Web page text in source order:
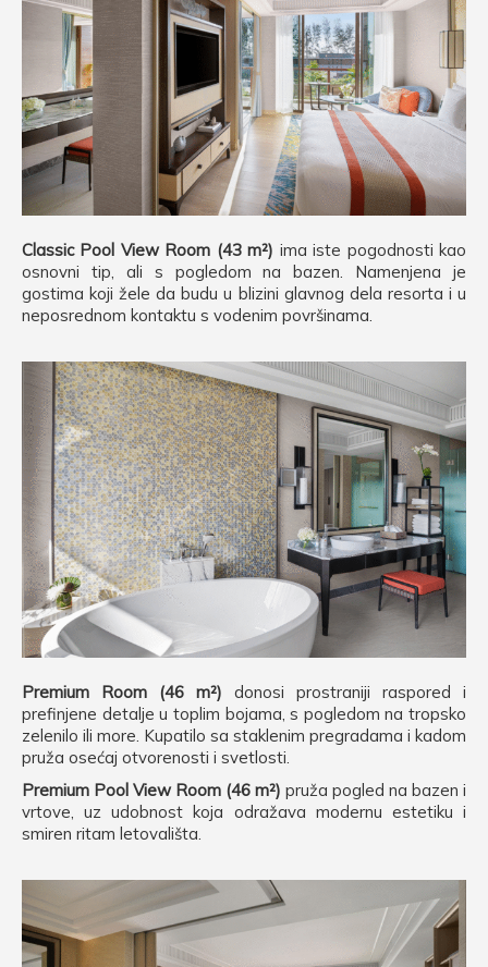
Classic Pool View Room (43 m²) ima iste pogodnosti kao
osnovni tip, ali s pogledom na bazen. Namenjena je
gostima koji žele da budu u blizini glavnog dela resorta i u
neposrednom kontaktu s vodenim površinama.
Premium Room (46 m²) donosi prostraniji raspored i
prefinjene detalje u toplim bojama, s pogledom na tropsko
zelenilo ili more. Kupatilo sa staklenim pregradama i kadom
pruža osećaj otvorenosti i svetlosti.
Premium Pool View Room (46 m²) pruža pogled na bazen i
vrtove, uz udobnost koja odražava modernu estetiku i
smiren ritam letovališta.